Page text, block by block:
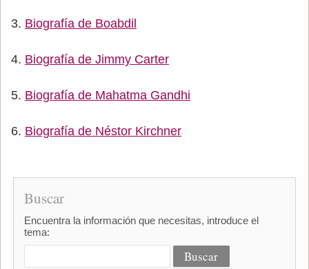
Biografía de Boabdil
Biografía de Jimmy Carter
Biografía de Mahatma Gandhi
Biografía de Néstor Kirchner
Buscar
Encuentra la información que necesitas, introduce el
tema: